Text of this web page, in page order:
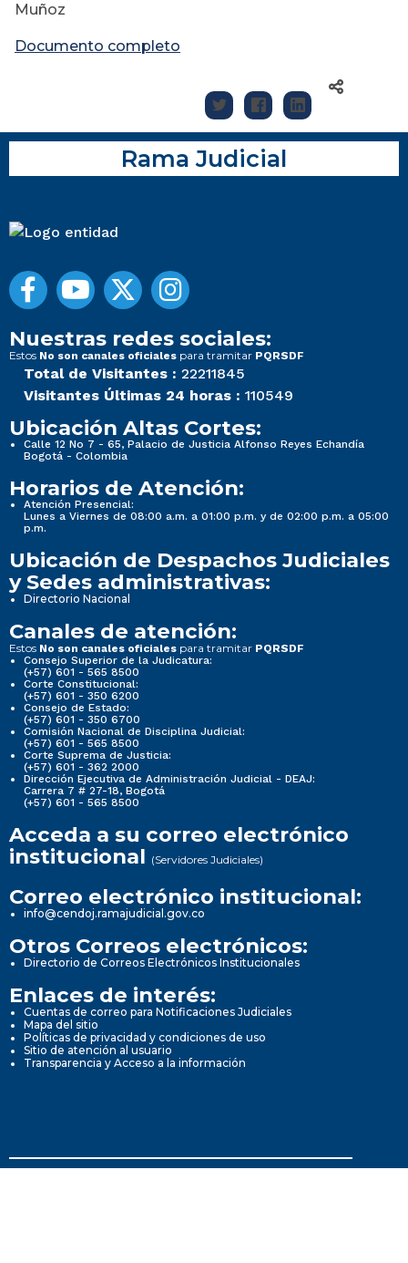
Muñoz
Documento completo
Rama Judicial
Nuestras redes sociales:
Estos No son canales oficiales para tramitar PQRSDF
Total de Visitantes : 22211845
Visitantes Últimas 24 horas : 110549
Ubicación Altas Cortes:
Calle 12 No 7 - 65, Palacio de Justicia Alfonso Reyes Echandía
Bogotá - Colombia
Horarios de Atención:
Atención Presencial:
Lunes a Viernes de 08:00 a.m. a 01:00 p.m. y de 02:00 p.m. a 05:00
p.m.
Ubicación de Despachos Judiciales
y Sedes administrativas:
Directorio Nacional
Canales de atención:
Estos No son canales oficiales para tramitar PQRSDF
Consejo Superior de la Judicatura:
(+57) 601 - 565 8500
Corte Constitucional:
(+57) 601 - 350 6200
Consejo de Estado:
(+57) 601 - 350 6700
Comisión Nacional de Disciplina Judicial:
(+57) 601 - 565 8500
Corte Suprema de Justicia:
(+57) 601 - 362 2000
Dirección Ejecutiva de Administración Judicial - DEAJ:
Carrera 7 # 27-18, Bogotá
(+57) 601 - 565 8500
Acceda a su correo electrónico
institucional (Servidores Judiciales)
Correo electrónico institucional:
info@cendoj.ramajudicial.gov.co
Otros Correos electrónicos:
Directorio de Correos Electrónicos Institucionales
Enlaces de interés:
Cuentas de correo para Notificaciones Judiciales
Mapa del sitio
Políticas de privacidad y condiciones de uso
Sitio de atención al usuario
Transparencia y Acceso a la información